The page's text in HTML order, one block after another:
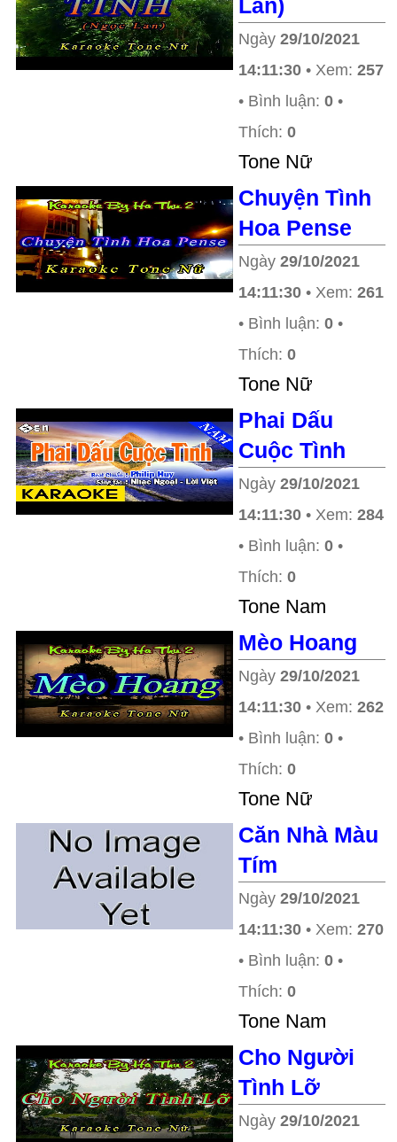
Lan)
Ngày 29/10/2021
14:11:30 • Xem: 257
• Bình luận: 0 •
Thích: 0
Tone Nữ
Chuyện Tình
Hoa Pense
Ngày 29/10/2021
14:11:30 • Xem: 261
• Bình luận: 0 •
Thích: 0
Tone Nữ
Phai Dấu
Cuộc Tình
Ngày 29/10/2021
14:11:30 • Xem: 284
• Bình luận: 0 •
Thích: 0
Tone Nam
Mèo Hoang
Ngày 29/10/2021
14:11:30 • Xem: 262
• Bình luận: 0 •
Thích: 0
Tone Nữ
Căn Nhà Màu
Tím
Ngày 29/10/2021
14:11:30 • Xem: 270
• Bình luận: 0 •
Thích: 0
Tone Nam
Cho Người
Tình Lỡ
Ngày 29/10/2021